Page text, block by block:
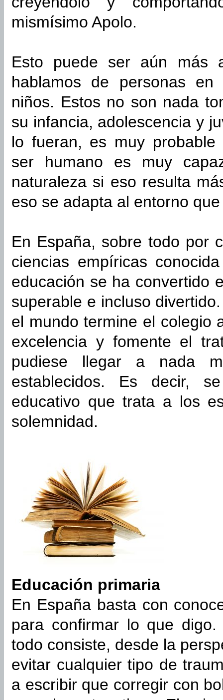
mismísimo Apolo.
Esto puede ser aún más
hablamos de personas
niños. Estos no son nada
su infancia, adolescencia y
lo fueran, es muy
ser humano es muy
naturaleza si eso resulta
eso se adapta al entorno
En España, sobre todo por
ciencias empíricas
educación se ha convertido
superable e incluso
el mundo termine el colegio
excelencia y fomente el
pudiese llegar a nada
establecidos. Es decir,
educativo que trata a los
solemnidad.
Educación primaria
En España basta con
para confirmar lo que
todo consiste, desde la
evitar cualquier tipo de
a escribir que corregir con